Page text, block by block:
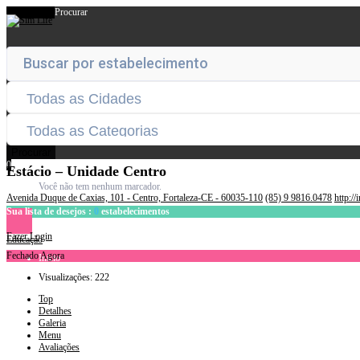
Procurar
0
Você não tem nenhum marcador.
Sua lista de desejos : 0 estabelecimentos
Fazer Login
Início
Planos
Blog
Contato
Teleconsulta
Estácio – Unidade Centro
Avenida Duque de Caxias, 101 - Centro, Fortaleza-CE - 60035-110 (85) 9 9816.0478 http://
Educação
Fechado Agora
Visualizações: 222
Top
Detalhes
Galeria
Menu
Avaliações